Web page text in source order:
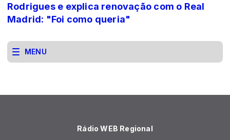
Rodrigues e explica renovação com o Real
Madrid: "Foi como queria"
MENU
Rádio WEB Regional